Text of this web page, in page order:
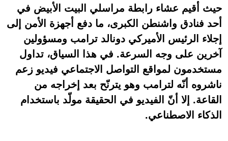
حيث أقيم عشاء رابطة مراسلي البيت الأبيض في
أحد فنادق واشنطن الكبرى، ما دفع أجهزة الأمن إلى
إجلاء الرئيس الأميركي دونالد ترامب ومسؤولين
آخرين على وجه السرعة. في هذا السياق، تداول
مستخدمون لمواقع التواصل الاجتماعي فيديو زعم
ناشروه أنّه لترامب وهو يترنّح بعد إخراجه من
القاعة. إلا أنّ الفيديو في الحقيقة مولّد باستخدام
الذكاء الاصطناعي.